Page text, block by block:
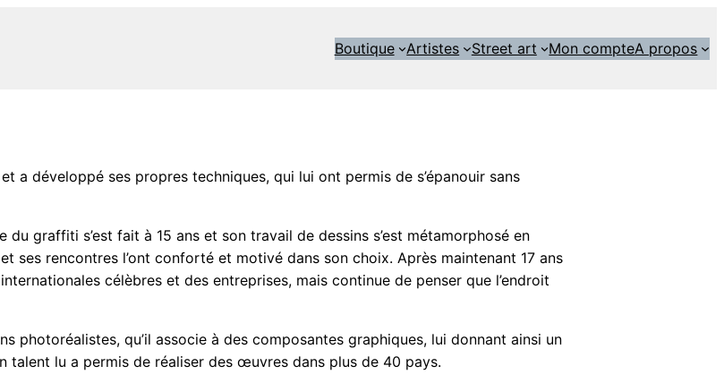
Boutique Artistes Street art Mon compteA propos
a développé ses propres techniques, qui lui ont permis de s’épanouir sans
graffiti s’est fait à 15 ans et son travail de dessins s’est métamorphosé en
ses rencontres l’ont conforté et motivé dans son choix. Après maintenant 17 ans
célèbres et des entreprises, mais continue de penser que l’endroit
photoréalistes, qu’il associe à des composantes graphiques, lui donnant ainsi un
talent lu a permis de réaliser des œuvres dans plus de 40 pays.